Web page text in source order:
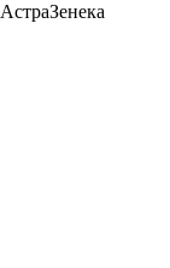
АстраЗенека